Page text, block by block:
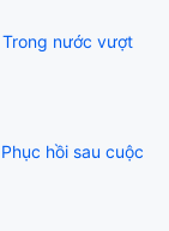
nước vượt
hồi sau cuộc